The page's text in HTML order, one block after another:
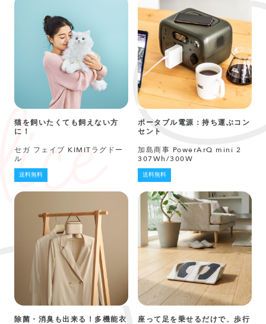
猫を飼いたくても飼えない方
に！
セガ フェイブ KIMITラグドー
ル
送料無料
ポータブル電源：持ち運ぶコン
セント
加島商事 PowerArQ mini 2
307Wh/300W
送料無料
除菌・消臭も出来る！多機能衣
座って足を乗せるだけで、歩行